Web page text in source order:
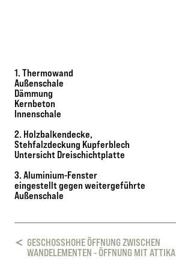
1. Thermowand
Außenschale
Dämmung
Kernbeton
Innenschale
2. Holzbalkendecke,
Stehfalzdeckung Kupferblech
Untersicht Dreischichtplatte
3. Aluminium-Fenster
eingestellt gegen weitergeführte
Außenschale
GESCHOSSHOHE ÖFFNUNG ZWISCHEN
WANDELEMENTEN - ÖFFNUNG MIT ATTIKA